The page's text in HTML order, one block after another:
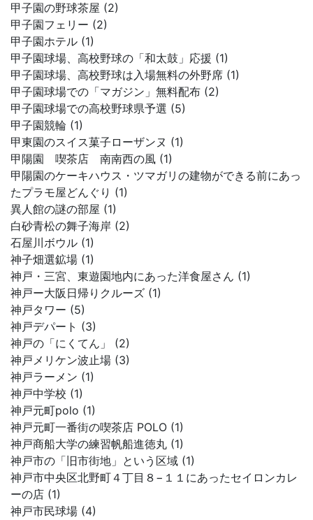
甲子園の野球茶屋 (2)
甲子園フェリー (2)
甲子園ホテル (1)
甲子園球場、高校野球の「和太鼓」応援 (1)
甲子園球場、高校野球は入場無料の外野席 (1)
甲子園球場での「マガジン」無料配布 (2)
甲子園球場での高校野球県予選 (5)
甲子園競輪 (1)
甲東園のスイス菓子ローザンヌ (1)
甲陽園 喫茶店 南南西の風 (1)
甲陽園のケーキハウス・ツマガリの建物ができる前にあっ
たプラモ屋どんぐり (1)
異人館の謎の部屋 (1)
白砂青松の舞子海岸 (2)
石屋川ボウル (1)
神子畑選鉱場 (1)
神戸・三宮、東遊園地内にあった洋食屋さん (1)
神戸ー大阪日帰りクルーズ (1)
神戸タワー (5)
神戸デパート (3)
神戸の「にくてん」 (2)
神戸メリケン波止場 (3)
神戸ラーメン (1)
神戸中学校 (1)
神戸元町polo (1)
神戸元町一番街の喫茶店 POLO (1)
神戸商船大学の練習帆船進徳丸 (1)
神戸市の「旧市街地」という区域 (1)
神戸市中央区北野町４丁目８−１１にあったセイロンカレ
ーの店 (1)
神戸市民球場 (4)